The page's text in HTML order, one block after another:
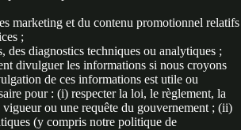
marketing et du contenu promotionnel relatifs
;
des diagnostics techniques ou analytiques ;
divulguer les informations si nous croyons
de ces informations est utile ou
pour : (i) respecter la loi, le règlement, la
ou une requête du gouvernement ; (ii)
(y compris notre politique de